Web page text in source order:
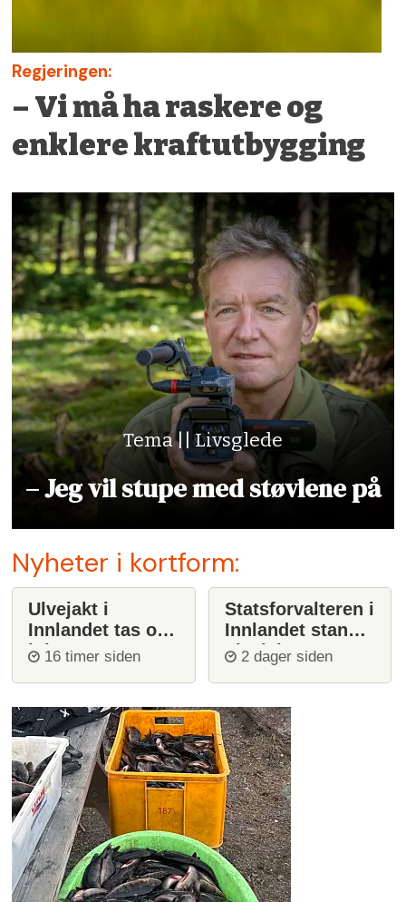
Regjeringen:
– Vi må ha raskere og
enklere kraftutbygging
Tema || Livsglede
– Jeg vil stupe med støvlene på
Nyheter i kortform:
Ulvejakt i
Innlandet tas opp
igjen
16 timer siden
Statsforvalteren i
Innlandet stanser
ulvejakt
2 dager siden